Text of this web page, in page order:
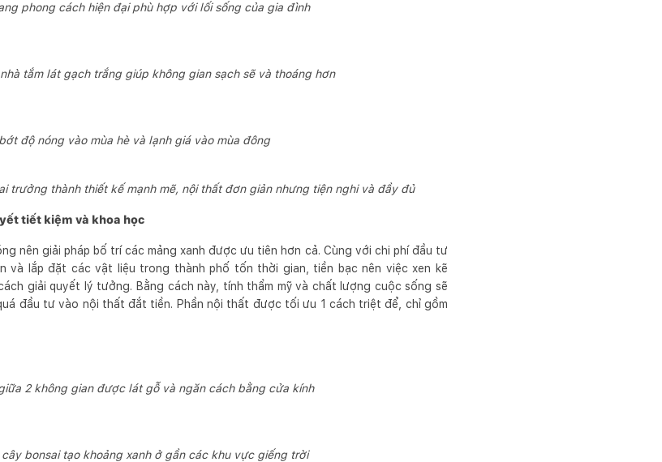
phong cách hiện đại phù hợp với lối sống của gia đình
tắm lát gạch trắng giúp không gian sạch sẽ và thoáng hơn
độ nóng vào mùa hè và lạnh giá vào mùa đông
trưởng thành thiết kế mạnh mẽ, nội thất đơn giản nhưng tiện nghi và đầy đủ
tiết kiệm và khoa học
nên giải pháp bố trí các mảng xanh được ưu tiên hơn cả. Cùng với chi phí đầu tư
và lắp đặt các vật liệu trong thành phố tốn thời gian, tiền bạc nên việc xen kẽ
giải quyết lý tưởng. Bằng cách này, tính thẩm mỹ và chất lượng cuộc sống sẽ
đầu tư vào nội thất đắt tiền. Phần nội thất được tối ưu 1 cách triệt để, chỉ gồm
2 không gian được lát gỗ và ngăn cách bằng cửa kính
cây bonsai tạo khoảng xanh ở gần các khu vực giếng trời